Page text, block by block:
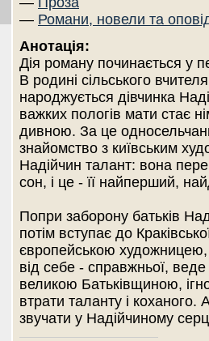
— Романи, новели та
Анотація:
Дія роману починається у
В родині сільського
народжується дівчинка
важких пологів мати стає
дивною. За це
знайомство з київським
Надійчин талант: вона
сон, і це - її найперший,
Попри заборону батьків
потім вступає до
європейською художницею,
від себе - справжньої,
великою Батьківщиною,
втрати таланту і
звучати у Надійчиному